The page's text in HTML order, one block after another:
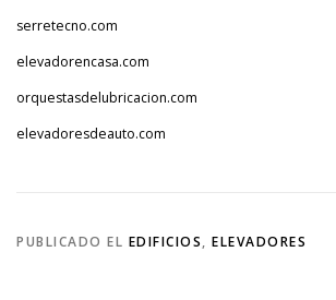
serretecno.com
elevadorencasa.com
orquestasdelubricacion.com
elevadoresdeauto.com
PUBLICADO EL EDIFICIOS, ELEVADORES